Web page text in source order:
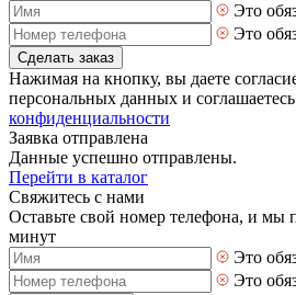
Это
Это
Сделать заказ
Нажимая на кнопку, вы даете
персональных данных и
конфиденциальности
Заявка отправлена
Данные успешно отправлены.
Перейти в каталог
Свяжитесь с нами
Оставьте свой номер телефона, и мы
минут
Это
Это